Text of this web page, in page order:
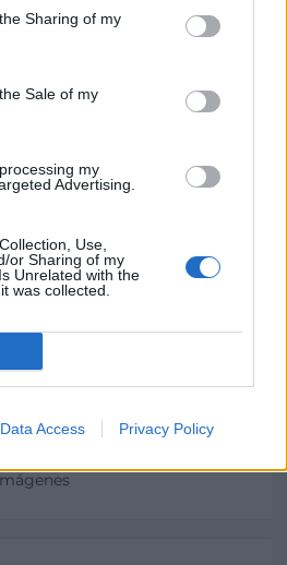
Sharing of my
Sale of my
my
Advertising.
Use,
or Sharing of my
Unrelated with the
was collected.
Data Access Privacy Policy